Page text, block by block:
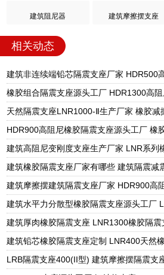
建筑阻尼器 建筑摩擦摆支座
相关动态